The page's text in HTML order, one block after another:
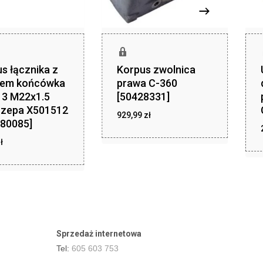
łącznika z
końcówka
M22x1.5
X501512
Korpus zwolnica
prawa C-360
[50428331]
929,99 zł
Sprzedaż internetowa
Tel: 605 603 753